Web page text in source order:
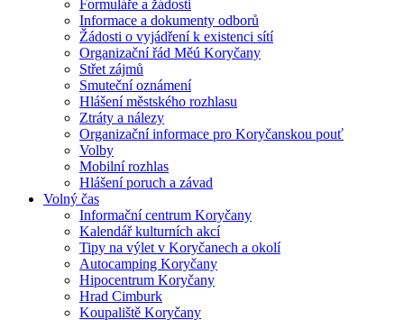
Formuláře a žádosti
Informace a dokumenty odborů
Žádosti o vyjádření k existenci sítí
Organizační řád Měú Koryčany
Střet zájmů
Smuteční oznámení
Hlášení městského rozhlasu
Ztráty a nálezy
Organizační informace pro Koryčanskou pouť
Volby
Mobilní rozhlas
Hlášení poruch a závad
Volný čas
Informační centrum Koryčany
Kalendář kulturních akcí
Tipy na výlet v Koryčanech a okolí
Autocamping Koryčany
Hipocentrum Koryčany
Hrad Cimburk
Koupaliště Koryčany